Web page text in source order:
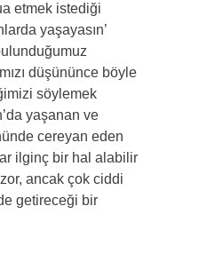
etmek istediği
yaşayasın’
düşününce böyle
söylemek
yaşanan ve
cereyan eden
ilginç bir hal alabilir
ancak çok ciddi
getireceği bir